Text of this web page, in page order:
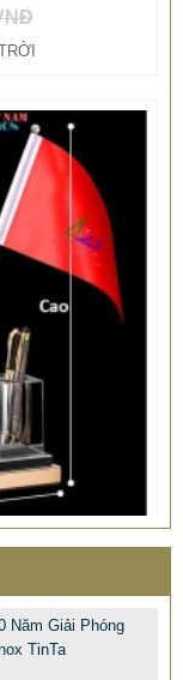
SANG TRỌNG -
CẤP
VNĐ
SEP
Năm Giải Phóng
TinTa